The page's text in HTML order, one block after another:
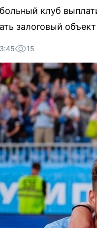
клуб
залоговый
15